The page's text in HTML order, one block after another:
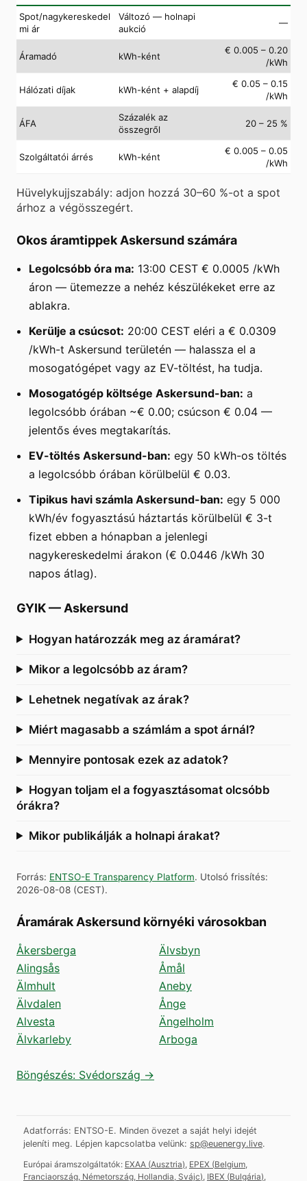
Spot/nagykereskedel
mi ár
Változó — holnapi
aukció
—
Áramadó kWh-ként
€ 0.005 – 0.20
/kWh
Hálózati díjak kWh-ként + alapdíj
€ 0.05 – 0.15
/kWh
ÁFA
Százalék az
összegről
20 – 25 %
Szolgáltatói árrés kWh-ként
€ 0.005 – 0.05
/kWh
Hüvelykujjszabály: adjon hozzá 30–60 %-ot a spot
árhoz a végösszegért.
Okos áramtippek Askersund számára
Legolcsóbb óra ma: 13:00 CEST € 0.0005 /kWh
áron — ütemezze a nehéz készülékeket erre az
ablakra.
Kerülje a csúcsot: 20:00 CEST eléri a € 0.0309
/kWh-t Askersund területén — halassza el a
mosogatógépet vagy az EV-töltést, ha tudja.
Mosogatógép költsége Askersund-ban: a
legolcsóbb órában ~€ 0.00; csúcson € 0.04 —
jelentős éves megtakarítás.
EV-töltés Askersund-ban: egy 50 kWh-os töltés
a legolcsóbb órában körülbelül € 0.03.
Tipikus havi számla Askersund-ban: egy 5 000
kWh/év fogyasztású háztartás körülbelül € 3-t
fizet ebben a hónapban a jelenlegi
nagykereskedelmi árakon (€ 0.0446 /kWh 30
napos átlag).
GYIK— Askersund
Hogyan határozzák meg az áramárat?
Mikor a legolcsóbb az áram?
Lehetnek negatívak az árak?
Miért magasabb a számlám a spot árnál?
Mennyire pontosak ezek az adatok?
Hogyan toljam el a fogyasztásomat olcsóbb
órákra?
Mikor publikálják a holnapi árakat?
Forrás: ENTSO-E Transparency Platform. Utolsó frissítés:
2026-08-08 (CEST).
Áramárak Askersund környéki városokban
Åkersberga
Alingsås
Älmhult
Älvdalen
Alvesta
Älvkarleby
Älvsbyn
Åmål
Aneby
Ånge
Ängelholm
Arboga
Böngészés: Svédország →
Adatforrás: ENTSO-E. Minden övezet a saját helyi idejét
jeleníti meg. Lépjen kapcsolatba velünk: sp@euenergy.live.
Európai áramszolgáltatók: EXAA (Ausztria) EPEX (Belgium,
Franciaország, Németország, Hollandia, Svájc) IBEX (Bulgária)